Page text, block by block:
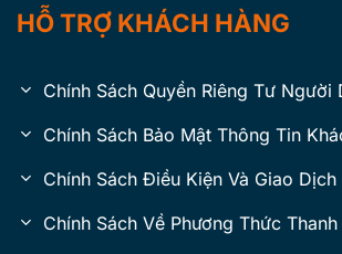
HỖ TRỢ KHÁCH HÀNG
Chính Sách Quyền Riêng Tư Người
Chính Sách Bảo Mật Thông Tin
Chính Sách Điều Kiện Và Giao Dịch
Chính Sách Về Phương Thức Thanh